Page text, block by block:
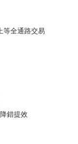
等全通路交易
錯提效